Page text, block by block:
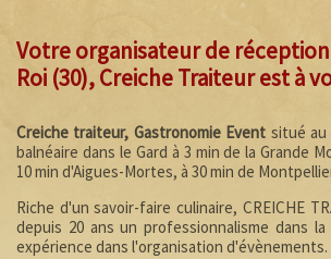
Votre organisateur de
Roi (30), Creiche Traiteur est à
Creiche traiteur, Gastronomie Event situé au
balnéaire dans le Gard à 3 min de la Grande
10 min d'Aigues-Mortes, à 30 min de
Riche d'un savoir-faire culinaire, CREICHE
depuis 20 ans un professionnalisme dans
expérience dans l'organisation d'évènements.